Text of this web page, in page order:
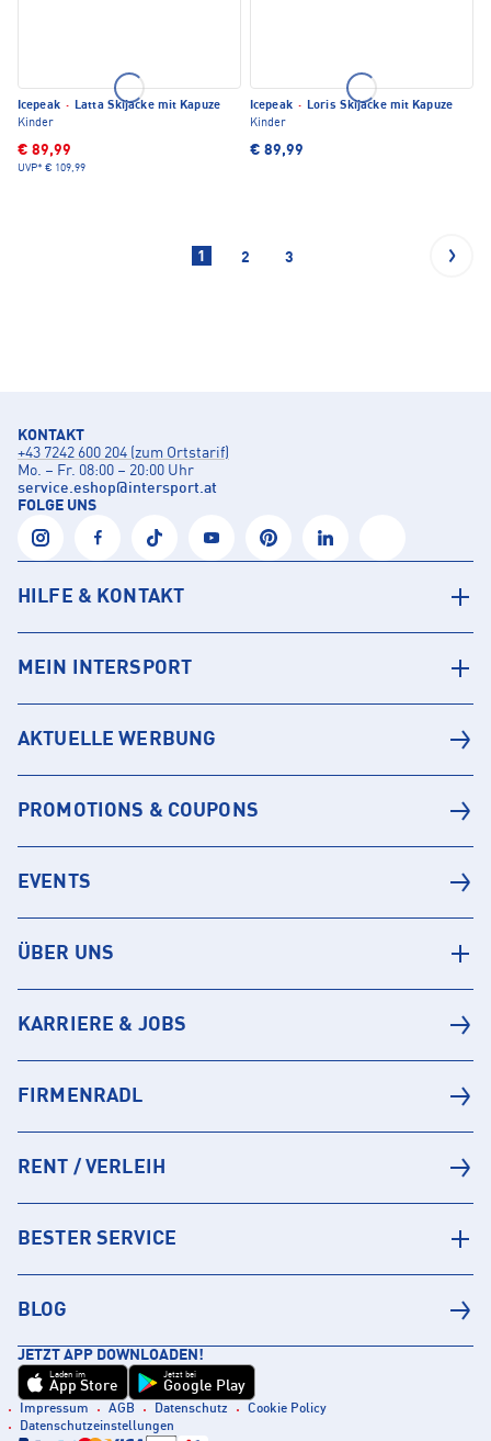
Icepeak · Latta Skijacke mit Kapuze
Kinder
€ 89,99
UVP* € 109,99
Icepeak · Loris Skijacke mit Kapuze
Kinder
€ 89,99
1 2 3
KONTAKT
+43 7242 600 204 (zum Ortstarif)
Mo. – Fr. 08:00 – 20:00 Uhr
service.eshop@intersport.at
FOLGE UNS
HILFE & KONTAKT
MEIN INTERSPORT
AKTUELLE WERBUNG
PROMOTIONS & COUPONS
EVENTS
ÜBER UNS
KARRIERE & JOBS
FIRMENRADL
RENT / VERLEIH
BESTER SERVICE
BLOG
JETZT APP DOWNLOADEN!
Laden im
App Store
Jetzt bei
Google Play
Impressum AGB Datenschutz
Cookie Policy
Datenschutzeinstellungen